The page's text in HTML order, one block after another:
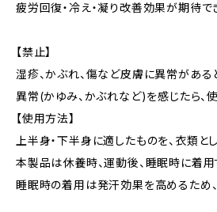
疲労回復・冷え・凝り改善効果が期待で
【禁止】
湿疹、かぶれ、傷など皮膚に異常がある
異常(かゆみ、かぶれなど)を感じたら、
【使用方法】
上半身・下半身に適したものを、衣類と
本製品は休養時、運動後、睡眠時に着用
睡眠時の着用は発汗効果を高めるため